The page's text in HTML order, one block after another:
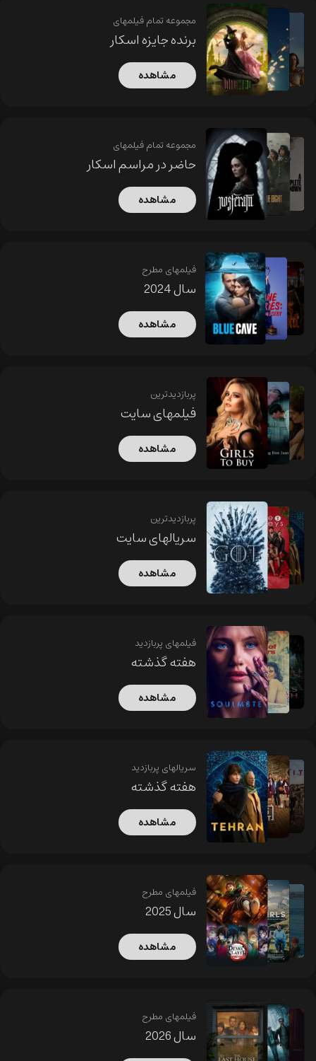
مجموعه تمام فیلمهای
برنده جایزه اسکار
مشاهده
مجموعه تمام فیلمهای
حاضر در مراسم اسکار
مشاهده
فیلمهای مطرح
سال 2024
مشاهده
پربازدیدترین
فیلمهای سایت
مشاهده
پربازدیدترین
سریالهای سایت
مشاهده
فیلمهای پربازدید
هفته گذشته
مشاهده
سریالهای پربازدید
هفته گذشته
مشاهده
فیلمهای مطرح
سال 2025
مشاهده
فیلمهای مطرح
سال 2026